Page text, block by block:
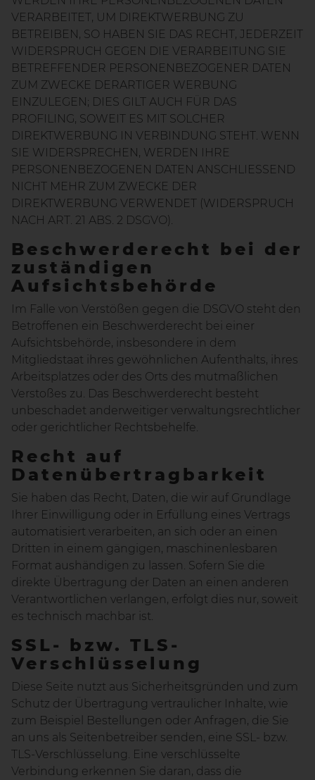
VERARBEITET, UM DIREKTWERBUNG ZU
BETREIBEN, SO HABEN SIE DAS RECHT, JEDERZEIT
WIDERSPRUCH GEGEN DIE VERARBEITUNG SIE
BETREFFENDER PERSONENBEZOGENER DATEN
ZUM ZWECKE DERARTIGER WERBUNG
EINZULEGEN; DIES GILT AUCH FÜR DAS
PROFILING, SOWEIT ES MIT SOLCHER
DIREKTWERBUNG IN VERBINDUNG STEHT. WENN
SIE WIDERSPRECHEN, WERDEN IHRE
PERSONENBEZOGENEN DATEN ANSCHLIESSEND
NICHT MEHR ZUM ZWECKE DER
DIREKTWERBUNG VERWENDET (WIDERSPRUCH
NACH ART. 21 ABS. 2 DSGVO).
Beschwerderecht bei der
zuständigen
Aufsichtsbehörde
Im Falle von Verstößen gegen die DSGVO steht den
Betroffenen ein Beschwerderecht bei einer
Aufsichtsbehörde, insbesondere in dem
Mitgliedstaat ihres gewöhnlichen Aufenthalts, ihres
Arbeitsplatzes oder des Orts des mutmaßlichen
Verstoßes zu. Das Beschwerderecht besteht
unbeschadet anderweitiger verwaltungsrechtlicher
oder gerichtlicher Rechtsbehelfe.
Recht auf
Datenübertragbarkeit
Sie haben das Recht, Daten, die wir auf Grundlage
Ihrer Einwilligung oder in Erfüllung eines Vertrags
automatisiert verarbeiten, an sich oder an einen
Dritten in einem gängigen, maschinenlesbaren
Format aushändigen zu lassen. Sofern Sie die
direkte Übertragung der Daten an einen anderen
Verantwortlichen verlangen, erfolgt dies nur, soweit
es technisch machbar ist.
SSL- bzw. TLS-
Verschlüsselung
Diese Seite nutzt aus Sicherheitsgründen und zum
Schutz der Übertragung vertraulicher Inhalte, wie
zum Beispiel Bestellungen oder Anfragen, die Sie
an uns als Seitenbetreiber senden, eine SSL- bzw.
TLS-Verschlüsselung. Eine verschlüsselte
Verbindung erkennen Sie daran, dass die